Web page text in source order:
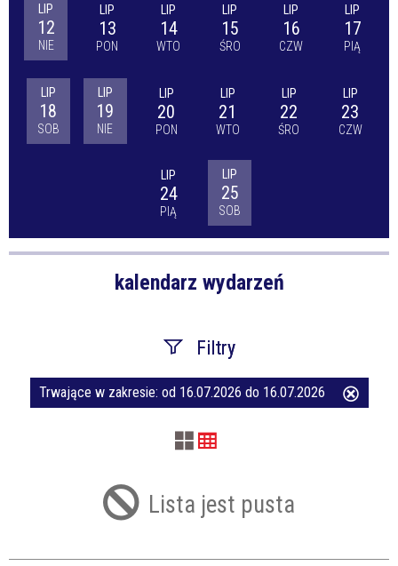
LIP
12
NIE
LIP
13
PON
LIP
14
WTO
LIP
15
ŚRO
LIP
16
CZW
LIP
17
PIĄ
LIP
18
SOB
LIP
19
NIE
LIP
20
PON
LIP
21
WTO
LIP
22
ŚRO
LIP
23
CZW
LIP
24
PIĄ
LIP
25
SOB
kalendarz wydarzeń
Filtry
Szukana fraza
Trwające w zakresie: od 16.07.2026 do 16.07.2026
Lista jest pusta